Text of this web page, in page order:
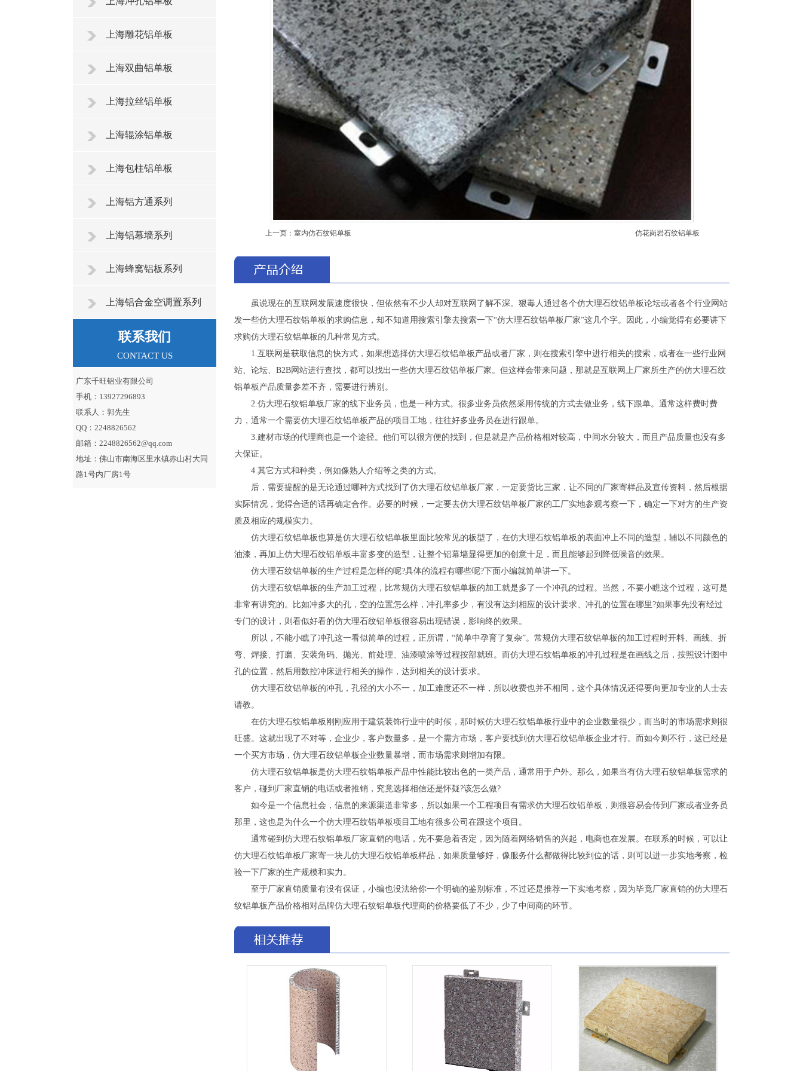
上海雕花铝单板
上海双曲铝单板
上海拉丝铝单板
上海辊涂铝单板
上海包柱铝单板
上海铝方通系列
上海铝幕墙系列
上海蜂窝铝板系列
上海铝合金空调置系列
联系我们
CONTACT US
广东千旺铝业有限公司
手机：13927296893
联系人：郭先生
QQ：2248826562
邮箱：2248826562@qq.com
地址：佛山市南海区里水镇赤山村大同
路1号内厂房1号
上一页： 室内仿石纹铝单板 仿花岗岩石纹铝单板
虽说现在的互联网发展速度很快，但依然有不少人却对互联网了解不深。狠毒人通过各个仿大理石纹铝单板论坛或者各个行业网站
发一些仿大理石纹铝单板的求购信息，却不知道用搜索引擎去搜索一下“仿大理石纹铝单板厂家”这几个字。因此，小编觉得有必要讲下
求购仿大理石纹铝单板的几种常见方式。
1.互联网是获取信息的快方式，如果想选择仿大理石纹铝单板产品或者厂家，则在搜索引擎中进行相关的搜索，或者在一些行业网
站、论坛、B2B网站进行查找，都可以找出一些仿大理石纹铝单板厂家。但这样会带来问题，那就是互联网上厂家所生产的仿大理石纹
铝单板产品质量参差不齐，需要进行辨别。
2.仿大理石纹铝单板厂家的线下业务员，也是一种方式。很多业务员依然采用传统的方式去做业务，线下跟单。通常这样费时费
力，通常一个需要仿大理石纹铝单板产品的项目工地，往往好多业务员在进行跟单。
3.建材市场的代理商也是一个途径。他们可以很方便的找到，但是就是产品价格相对较高，中间水分较大，而且产品质量也没有多
大保证。
4.其它方式和种类，例如像熟人介绍等之类的方式。
后，需要提醒的是无论通过哪种方式找到了仿大理石纹铝单板厂家，一定要货比三家，让不同的厂家寄样品及宣传资料，然后根据
实际情况，觉得合适的话再确定合作。必要的时候，一定要去仿大理石纹铝单板厂家的工厂实地参观考察一下，确定一下对方的生产资
质及相应的规模实力。
仿大理石纹铝单板也算是仿大理石纹铝单板里面比较常见的板型了，在仿大理石纹铝单板的表面冲上不同的造型，辅以不同颜色的
油漆，再加上仿大理石纹铝单板丰富多变的造型，让整个铝幕墙显得更加的创意十足，而且能够起到降低噪音的效果。
仿大理石纹铝单板的生产过程是怎样的呢?具体的流程有哪些呢?下面小编就简单讲一下。
仿大理石纹铝单板的生产加工过程，比常规仿大理石纹铝单板的加工就是多了一个冲孔的过程。当然，不要小瞧这个过程，这可是
非常有讲究的。比如冲多大的孔，空的位置怎么样，冲孔率多少，有没有达到相应的设计要求、冲孔的位置在哪里?如果事先没有经过
专门的设计，则看似好看的仿大理石纹铝单板很容易出现错误，影响终的效果。
所以，不能小瞧了冲孔这一看似简单的过程，正所谓，“简单中孕育了复杂”。常规仿大理石纹铝单板的加工过程时开料、画线、折
弯、焊接、打磨、安装角码、抛光、前处理、油漆喷涂等过程按部就班。而仿大理石纹铝单板的冲孔过程是在画线之后，按照设计图中
孔的位置，然后用数控冲床进行相关的操作，达到相关的设计要求。
仿大理石纹铝单板的冲孔，孔径的大小不一，加工难度还不一样，所以收费也并不相同，这个具体情况还得要向更加专业的人士去
请教。
在仿大理石纹铝单板刚刚应用于建筑装饰行业中的时候，那时候仿大理石纹铝单板行业中的企业数量很少，而当时的市场需求则很
旺盛。这就出现了不对等，企业少，客户数量多，是一个需方市场，客户要找到仿大理石纹铝单板企业才行。而如今则不行，这已经是
一个买方市场，仿大理石纹铝单板企业数量暴增，而市场需求则增加有限。
仿大理石纹铝单板是仿大理石纹铝单板产品中性能比较出色的一类产品，通常用于户外。那么，如果当有仿大理石纹铝单板需求的
客户，碰到厂家直销的电话或者推销，究竟选择相信还是怀疑?该怎么做?
如今是一个信息社会，信息的来源渠道非常多，所以如果一个工程项目有需求仿大理石纹铝单板，则很容易会传到厂家或者业务员
那里，这也是为什么一个仿大理石纹铝单板项目工地有很多公司在跟这个项目。
通常碰到仿大理石纹铝单板厂家直销的电话，先不要急着否定，因为随着网络销售的兴起，电商也在发展。在联系的时候，可以让
仿大理石纹铝单板厂家寄一块儿仿大理石纹铝单板样品，如果质量够好，像服务什么都做得比较到位的话，则可以进一步实地考察，检
验一下厂家的生产规模和实力。
至于厂家直销质量有没有保证，小编也没法给你一个明确的鉴别标准，不过还是推荐一下实地考察，因为毕竟厂家直销的仿大理石
纹铝单板产品价格相对品牌仿大理石纹铝单板代理商的价格要低了不少，少了中间商的环节。